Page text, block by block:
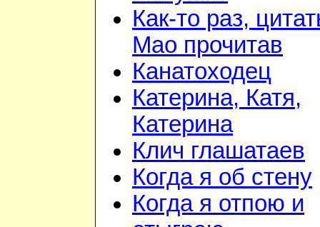
Как-то раз,
Мао прочитав
Канатоходец
Катерина, Катя,
Катерина
Клич глашатаев
Когда я об стену
Когда я отпою и